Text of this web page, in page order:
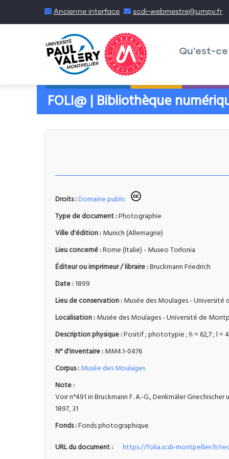
au
Ancienne interface scdi-webmestre@umpv.fr
Qu'est-ce
FOLI@ | Bibliothèque
Droits :Domaine public
Type de document :Photographie
Ville d'édition :Munich (Allemagne)
Lieu concerné :Rome (Italie) - Museo Torlonia
Éditeur ou imprimeur / libraire :Bruckmann Friedrich
Date :1899
Lieu de conservation :Musée des Moulages -
Localisation :Musée des Moulages - Université de
Description physique :Positif ; phototypie ; h = 62,7 ; l =
N° d'inventaire :MM4.1-0476
Corpus :Musée des Moulages
Note :
Voir n°491 in Bruckmann F. A.-G., Denkmäler
1897, 31
Fonds :Fonds photographique
URL du document :
https://folia.scdi-montpellier.fr/